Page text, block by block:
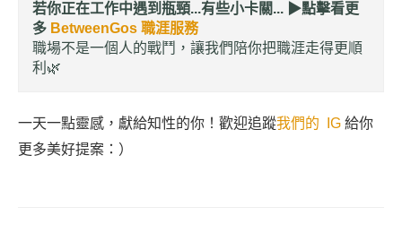
若你正在工作中遇到瓶頸...有些小卡關... ▶︎點擊看更
多 BetweenGos 職涯服務
職場不是一個人的戰鬥，讓我們陪你把職涯走得更順
利🌿
一天一點靈感，獻給知性的你！歡迎追蹤我們的 IG 給你
更多美好提案：）